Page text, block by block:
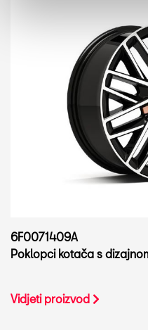
6F0071409A
Poklopci kotača s
Vidjeti proizvod